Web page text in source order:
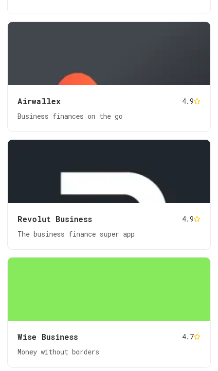
Airwallex
4.9
Business finances on the go
Revolut Business
4.9
The business finance super app
Wise Business
4.7
Money without borders